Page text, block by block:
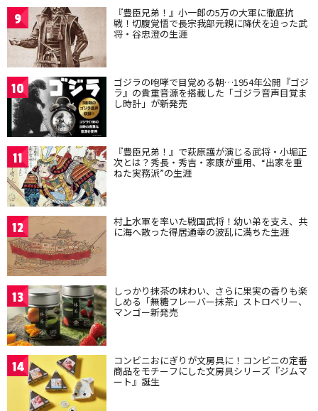
9 『豊臣兄弟！』小一郎の5万の大軍に徹底抗
戦！切腹覚悟で長宗我部元親に降伏を迫った武
将・谷忠澄の生涯
10 ゴジラの咆哮で目覚める朝…1954年公開『ゴジ
ラ』の貴重音源を搭載した「ゴジラ音声目覚ま
し時計」が新発売
11 『豊臣兄弟！』で萩原護が演じる武将・小堀正
次とは？秀長・秀吉・家康が重用、“出家を重
ねた実務派”の生涯
12 村上水軍を率いた戦国武将！幼い弟を支え、共
に海へ散った得居通幸の波乱に満ちた生涯
13 しっかり抹茶の味わい、さらに果実の香りも楽
しめる「無糖フレーバー抹茶」ストロベリー、
マンゴー新発売
14 コンビニおにぎりが文房具に！コンビニの定番
商品をモチーフにした文房具シリーズ『ジムマ
ート』誕生